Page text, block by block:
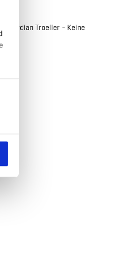
& Gordian Troeller - Keine